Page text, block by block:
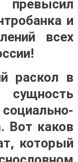
превысил
и
всех
раскол в
Вот каков
который